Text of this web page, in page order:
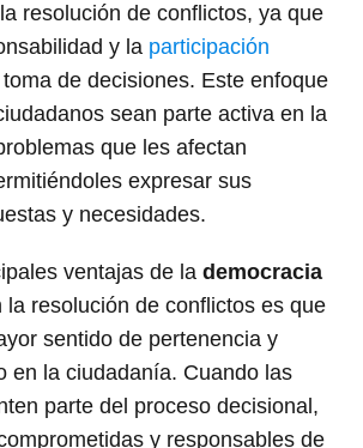
resolución de conflictos, ya que
y la participación
de decisiones. Este enfoque
sean parte activa en la
que les afectan
expresar sus
y necesidades.
ventajas de la democracia
la resolución de conflictos es que
sentido de pertenencia y
en la ciudadanía. Cuando las
parte del proceso decisional,
y responsables de